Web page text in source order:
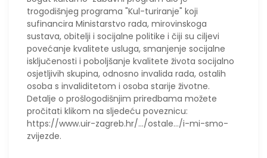
trogodišnjeg programa "Kul-turiranje" koji
sufinancira Ministarstvo rada, mirovinskoga
sustava, obitelji i socijalne politike i čiji su ciljevi
povećanje kvalitete usluga, smanjenje socijalne
isključenosti i poboljšanje kvalitete života socijalno
osjetljivih skupina, odnosno invalida rada, ostalih
osoba s invaliditetom i osoba starije životne.
Detalje o prošlogodišnjim priredbama možete
pročitati klikom na sljedeću poveznicu:
https://www.uir-zagreb.hr/.../ostale.../i-mi-smo-
zvijezde.